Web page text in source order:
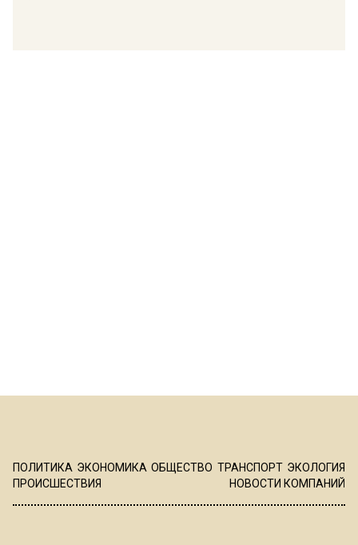
ПОЛИТИКА ЭКОНОМИКА ОБЩЕСТВО ТРАНСПОРТ ЭКОЛОГИЯ
ПРОИСШЕСТВИЯ
НОВОСТИ КОМПАНИЙ